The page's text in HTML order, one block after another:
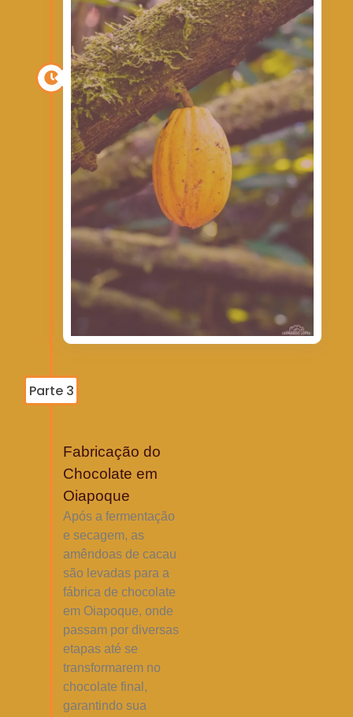
Parte 3
Fabricação do
Chocolate em
Oiapoque
Após a fermentação
e secagem, as
amêndoas de cacau
são levadas para a
fábrica de chocolate
em Oiapoque, onde
passam por diversas
etapas até se
transformarem no
chocolate final,
garantindo sua